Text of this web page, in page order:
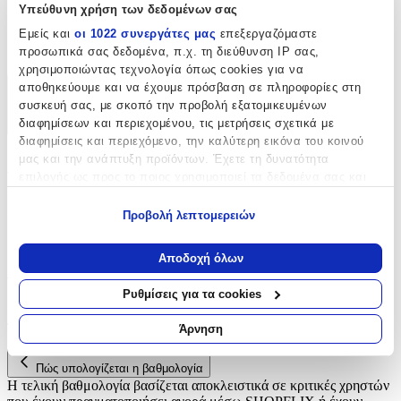
Υπεύθυνη χρήση των δεδομένων σας
Εμείς και οι 1022 συνεργάτες μας επεξεργαζόμαστε
προσωπικά σας δεδομένα, π.χ. τη διεύθυνση IP σας,
χρησιμοποιώντας τεχνολογία όπως cookies για να
αποθηκεύουμε και να έχουμε πρόσβαση σε πληροφορίες στη
συσκευή σας, με σκοπό την προβολή εξατομικευμένων
διαφημίσεων και περιεχομένου, τις μετρήσεις σχετικά με
διαφημίσεις και περιεχόμενο, την καλύτερη εικόνα του κοινού
μας και την ανάπτυξη προϊόντων. Έχετε τη δυνατότητα
Να συλλέξουμε πληροφορίες σχετικά με τη γεωγραφική
σας τοποθεσία, οι οποίες μπορεί να είναι ακριβείς σε
απόσταση μερικών μέτρων
Να αναγνωρίσουμε τη συσκευή σας σαρώνοντας ενεργά
για συγκεκριμένα χαρακτηριστικά (δακτυλικό αποτύπωμα)
Μάθετε περισσότερα σχετικά με τον τρόπο επεξεργασίας των
προσωπικών σας δεδομένων και καθορίστε τις προτιμήσεις σας
στηνενότητα “Λεπτομέρειες”. Μπορείτε να αλλάξετε ή να
ανακαλέσετε τη συγκατάθεσή σας ανά πάσα στιγμή από τη
Προβολή λεπτομερειών
Αποδοχή όλων
Ρυθμίσεις για τα cookies
Άρνηση
Ρέλια
Χαρακτηριστικά
+
Χαρακτηριστικά
Αξιολογήσεις
Προς το παρόν δεν υπάρχουν άλλες αξιολογήσεις. Όταν
προστεθούν, θα εμφανιστούν εδώ.
Πώς υπολογίζεται η βαθμολογία
Η τελική βαθμολογία βασίζεται αποκλειστικά σε κριτικές χρηστών